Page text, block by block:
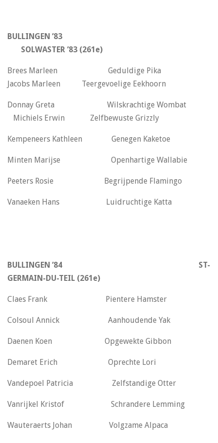
BULLINGEN ’83
SOLWASTER ’83 (261e)
Brees Marleen Geduldige Pika
Jacobs Marleen Teergevoelige Eekhoorn
Donnay Greta Wilskrachtige Wombat
Michiels Erwin Zelfbewuste Grizzly
Kempeneers Kathleen Genegen Kaketoe
Minten Marijse Openhartige Wallabie
Peeters Rosie Begrijpende Flamingo
Vanaeken Hans Luidruchtige Katta
BULLINGEN ’84 ST-
GERMAIN-DU-TEIL (261e)
Claes Frank Pientere Hamster
Colsoul Annick Aanhoudende Yak
Daenen Koen Opgewekte Gibbon
Demaret Erich Oprechte Lori
Vandepoel Patricia Zelfstandige Otter
Vanrijkel Kristof Schrandere Lemming
Wauteraerts Johan Volgzame Alpaca